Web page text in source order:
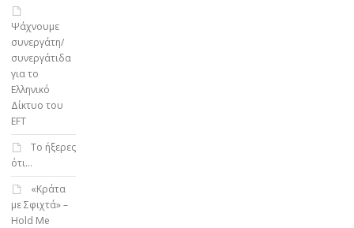
Ψάχνουμε
συνεργάτη/
συνεργάτιδα
για το
Ελληνικό
Δίκτυο του
EFT
To ήξερες
ότι…
«Κράτα
με Σφιχτά» –
Hold Me